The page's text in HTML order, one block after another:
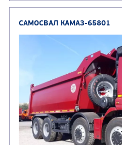
Цена по запросу
Производитель